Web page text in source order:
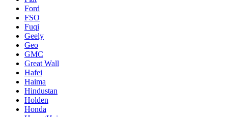
Ford
FSO
Fuqi
Geely
Geo
GMC
Great Wall
Hafei
Haima
Hindustan
Holden
Honda